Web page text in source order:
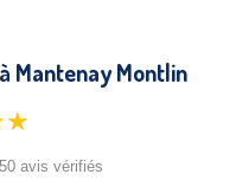
Mantenay Montlin
avis vérifiés